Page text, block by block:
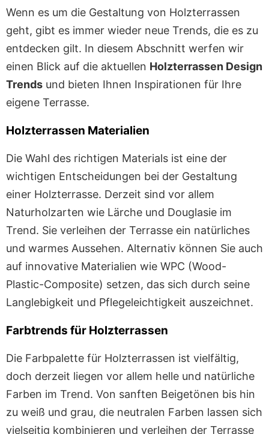
Wenn es um die Gestaltung von Holzterrassen
geht, gibt es immer wieder neue Trends, die es zu
entdecken gilt. In diesem Abschnitt werfen wir
einen Blick auf die aktuellen Holzterrassen Design
Trends und bieten Ihnen Inspirationen für Ihre
eigene Terrasse.
Holzterrassen Materialien
Die Wahl des richtigen Materials ist eine der
wichtigen Entscheidungen bei der Gestaltung
einer Holzterrasse. Derzeit sind vor allem
Naturholzarten wie Lärche und Douglasie im
Trend. Sie verleihen der Terrasse ein natürliches
und warmes Aussehen. Alternativ können Sie auch
auf innovative Materialien wie WPC (Wood-
Plastic-Composite) setzen, das sich durch seine
Langlebigkeit und Pflegeleichtigkeit auszeichnet.
Farbtrends für Holzterrassen
Die Farbpalette für Holzterrassen ist vielfältig,
doch derzeit liegen vor allem helle und natürliche
Farben im Trend. Von sanften Beigetönen bis hin
zu weiß und grau, die neutralen Farben lassen sich
vielseitig kombinieren und verleihen der Terrasse